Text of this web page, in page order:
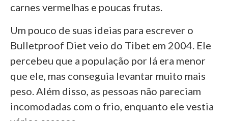
carnes vermelhas e poucas frutas.
Um pouco de suas ideias para escrever o
Bulletproof Diet veio do Tibet em 2004. Ele
percebeu que a população por lá era menor
que ele, mas conseguia levantar muito mais
peso. Além disso, as pessoas não pareciam
incomodadas com o frio, enquanto ele vestia